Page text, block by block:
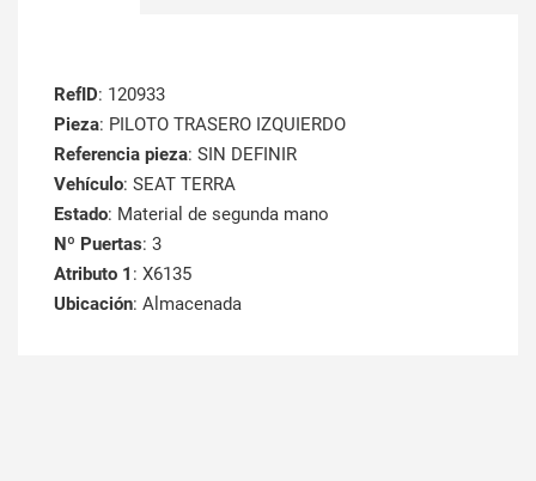
RefID: 120933
Pieza: PILOTO TRASERO IZQUIERDO
Referencia pieza: SIN DEFINIR
Vehículo: SEAT TERRA
Estado: Material de segunda mano
Nº Puertas: 3
Atributo 1 : X6135
Ubicación: Almacenada